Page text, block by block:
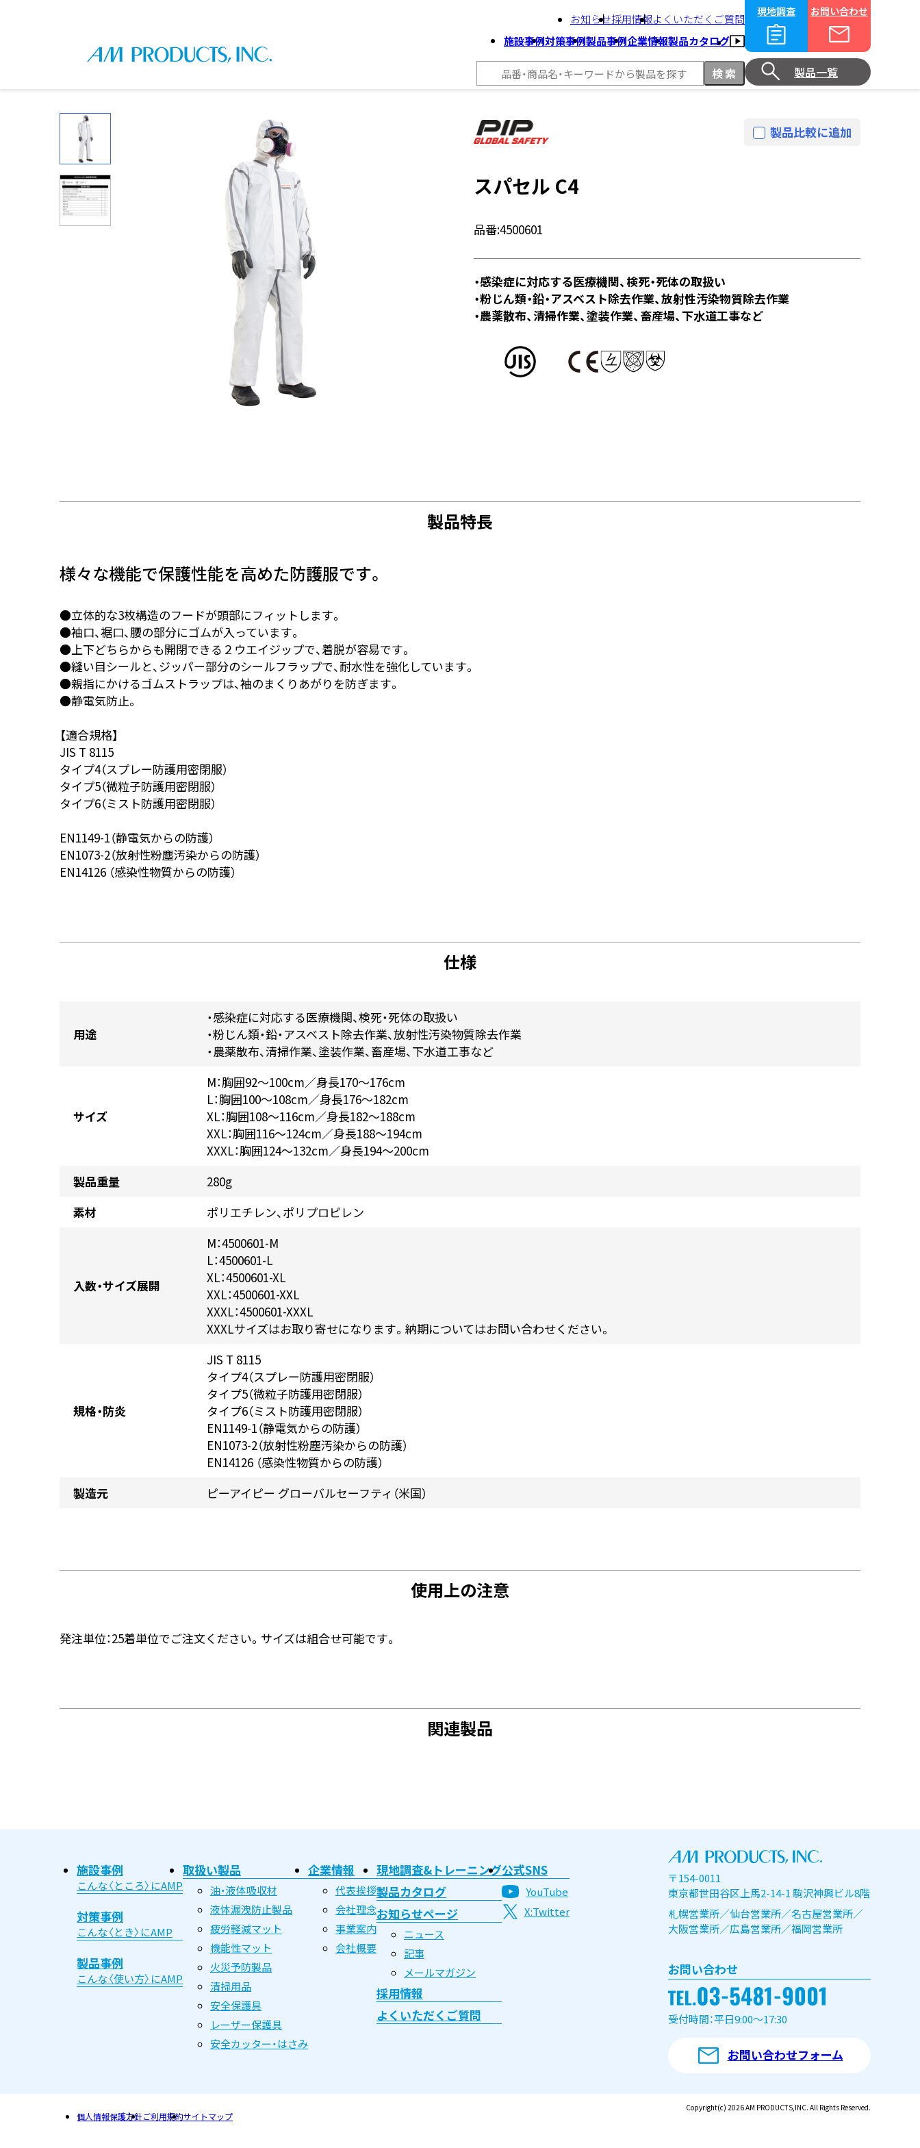
お知らせ採用情報よくいただくご質問
施設事例対策事例製品事例企業情報製品カタログ
現地調査 お問い合わせ
製品一覧
製品比較に追加
スパセル C4
品番:4500601
・感染症に対応する医療機関、検死・死体の取扱い
・粉じん類・鉛・アスベスト除去作業、放射性汚染物質除去作業
・農薬散布、清掃作業、塗装作業、畜産場、下水道工事など
製品特長
様々な機能で保護性能を高めた防護服です。
●立体的な3枚構造のフードが頭部にフィットします。
●袖口、裾口、腰の部分にゴムが入っています。
●上下どちらからも開閉できる２ウエイジップで、着脱が容易です。
●縫い目シールと、ジッパー部分のシールフラップで、耐水性を強化しています。
●親指にかけるゴムストラップは、袖のまくりあがりを防ぎます。
●静電気防止。
【適合規格】
JIS T 8115
タイプ4（スプレー防護用密閉服）
タイプ5（微粒子防護用密閉服）
タイプ6（ミスト防護用密閉服）
EN1149-1（静電気からの防護）
EN1073-2（放射性粉塵汚染からの防護）
EN14126 （感染性物質からの防護）
仕様
用途
・感染症に対応する医療機関、検死・死体の取扱い
・粉じん類・鉛・アスベスト除去作業、放射性汚染物質除去作業
・農薬散布、清掃作業、塗装作業、畜産場、下水道工事など
サイズ
M：胸囲92～100cm／身長170～176cm
L：胸囲100～108cm／身長176～182cm
XL：胸囲108～116cm／身長182～188cm
XXL：胸囲116～124cm／身長188～194cm
XXXL：胸囲124～132cm／身長194～200cm
製品重量
280g
素材
ポリエチレン、ポリプロピレン
入数・サイズ展開
M：4500601-M
L：4500601-L
XL：4500601-XL
XXL：4500601-XXL
XXXL：4500601-XXXL
XXXLサイズはお取り寄せになります。納期についてはお問い合わせください。
規格・防炎
JIS T 8115
タイプ4（スプレー防護用密閉服）
タイプ5（微粒子防護用密閉服）
タイプ6（ミスト防護用密閉服）
EN1149-1（静電気からの防護）
EN1073-2（放射性粉塵汚染からの防護）
EN14126 （感染性物質からの防護）
製造元
ピーアイピー グローバルセーフティ（米国）
使用上の注意
発注単位：25着単位でご注文ください。サイズは組合せ可能です。
関連製品
施設事例
こんな〈ところ〉にAMP
対策事例
こんな〈とき〉にAMP
製品事例
こんな〈使い方〉にAMP
取扱い製品
油・液体吸収材
液体漏洩防止製品
疲労軽減マット
機能性マット
火災予防製品
清掃用品
安全保護具
レーザー保護具
安全カッター・はさみ
企業情報
代表挨拶
会社理念
事業案内
会社概要
現地調査&トレーニング
製品カタログ
お知らせページ
ニュース
記事
メールマガジン
採用情報
よくいただくご質問
公式SNS
YouTube
X:Twitter
〒154-0011
東京都世田谷区上馬2-14-1 駒沢神興ビル8階
札幌営業所／仙台営業所／名古屋営業所／
大阪営業所／広島営業所／福岡営業所
お問い合わせ
受付時間：平日9:00～17:30
お問い合わせフォーム
個人情報保護方針ご利用規約サイトマップ
Copyright(c) 2026 AM PRODUCTS,INC. All Rights Reserved.